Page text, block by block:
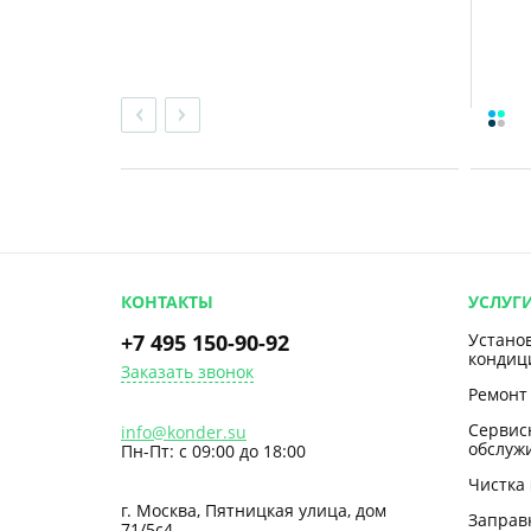
КОНТАКТЫ
+7 495 150-90-92
Заказать звонок
info@konder.su
Пн-Пт: с 09:00 до 18:00
г. Москва, Пятницкая улица, дом